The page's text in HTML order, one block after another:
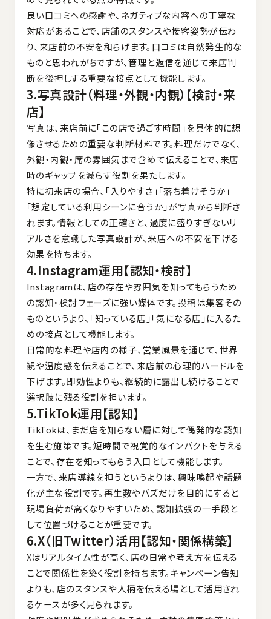
良い口コミへの感謝や、ネガティブな内容への丁寧な
対応があることで、店舗のスタンスや接客姿勢が伝わ
り、来店前の不安を和らげます。口コミは自然発生的な
ものと思われがちですが、管理と返信を通じて来店判
断を後押しする重要な接点として機能します。
3.写真設計（料理・外観・内観）【検討・来
店】
写真は、来店前に「この店で過ごす時間」を具体的に想
像させるための重要な判断材料です。料理だけでなく、
外観・内観・席の雰囲気まで含めて伝えることで、来店
時のギャップを減らす役割を果たします。
特に初来店の場合、「入りやすさ」「落ち着けそうか」
「想定している利用シーンに合うか」が写真から判断さ
れます。情報としての正確さと、過度に盛りすぎないリ
アルさを意識した写真設計が、来店への不安を下げる
効果を持ちます。
4.Instagram運用【認知・検討】
Instagramは、店の存在や雰囲気を知ってもらうため
の認知・検討フェーズに強い媒体です。投稿は集客その
ものというより、「知っている店」「気になる店」に入るた
めの接点として機能します。
日常的な料理や店内の様子、営業風景を通じて、世界
観や温度感を伝えることで、来店前の心理的ハードルを
下げます。即効性よりも、継続的に露出し続けることで
選択肢に残る役割を担います。
5.TikTok運用【認知】
TikTokは、まだ店を知らない層に対して偶発的な認知
を生む施策です。短時間で視覚的なインパクトを与える
ことで、存在を知ってもらう入口として機能します。
一方で、来店導線を担うというよりは、興味喚起や話題
化が主な役割です。再生数やバズだけを目的にすると
現場負荷が高くなりやすいため、認知拡張の一手段と
して位置づけることが重要です。
6.X（旧Twitter）活用【認知・関係構築】
Xはリアルタイム性が高く、店の日常や考え方を伝える
ことで関係性を築く役割を持ちます。キャンペーン告知
よりも、店のスタンスや人柄を伝える場として活用され
るケースが多く見られます。